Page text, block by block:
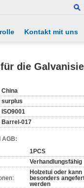
Kontakt mit uns
die
China
surplus
ISO9001
Barrel-017
AGB:
1PCS
Verhandlungsfähig
Holzetui oder kann
besonders
werden